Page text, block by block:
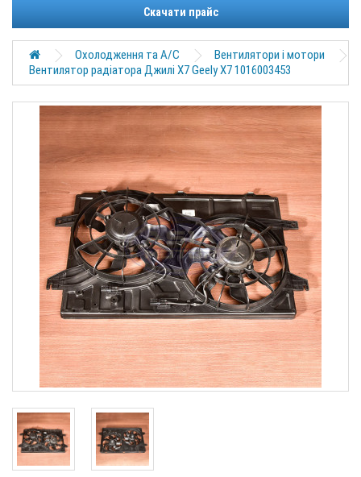
Скачати прайс
Охолодження та A/C
Вентилятори і мотори
Вентилятор радіатора Джилі Х7 Geely X7 1016003453